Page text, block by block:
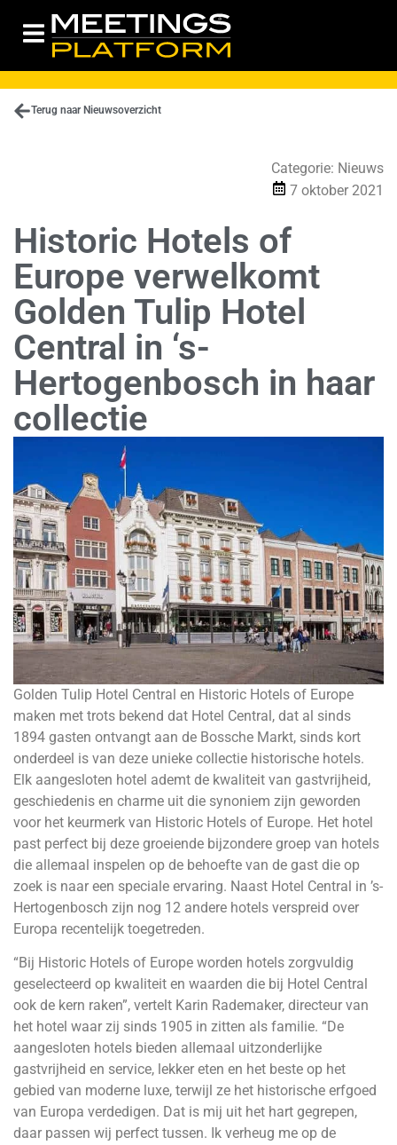
Terug naar Nieuwsoverzicht
Categorie: Nieuws
7 oktober 2021
Historic Hotels of
Europe verwelkomt
Golden Tulip Hotel
Central in ‘s-
Hertogenbosch in haar
collectie
Golden Tulip Hotel Central en Historic Hotels of Europe
maken met trots bekend dat Hotel Central, dat al sinds
1894 gasten ontvangt aan de Bossche Markt, sinds kort
onderdeel is van deze unieke collectie historische hotels.
Elk aangesloten hotel ademt de kwaliteit van gastvrijheid,
geschiedenis en charme uit die synoniem zijn geworden
voor het keurmerk van Historic Hotels of Europe. Het hotel
past perfect bij deze groeiende bijzondere groep van hotels
die allemaal inspelen op de behoefte van de gast die op
zoek is naar een speciale ervaring. Naast Hotel Central in ’s-
Hertogenbosch zijn nog 12 andere hotels verspreid over
Europa recentelijk toegetreden.
“Bij Historic Hotels of Europe worden hotels zorgvuldig
geselecteerd op kwaliteit en waarden die bij Hotel Central
ook de kern raken”, vertelt Karin Rademaker, directeur van
het hotel waar zij sinds 1905 in zitten als familie. “De
aangesloten hotels bieden allemaal uitzonderlijke
gastvrijheid en service, lekker eten en het beste op het
gebied van moderne luxe, terwijl ze het historische erfgoed
van Europa verdedigen. Dat is mij uit het hart gegrepen,
daar passen wij perfect tussen. Ik verheug me op de